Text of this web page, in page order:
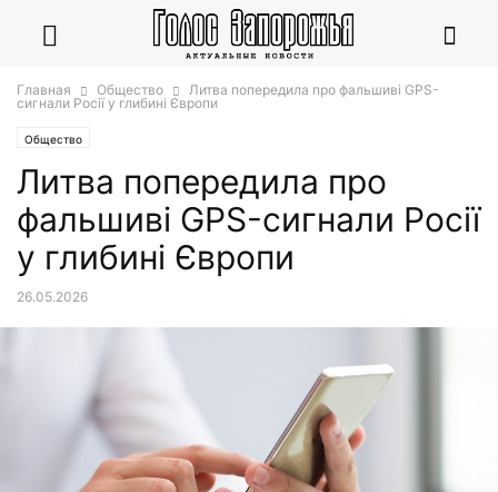
Главная Общество
Литва попередила про фальшиві GPS-
сигнали Росії у глибині Європи
Общество
Литва попередила про
фальшиві GPS-сигнали Росії
у глибині Європи
26.05.2026